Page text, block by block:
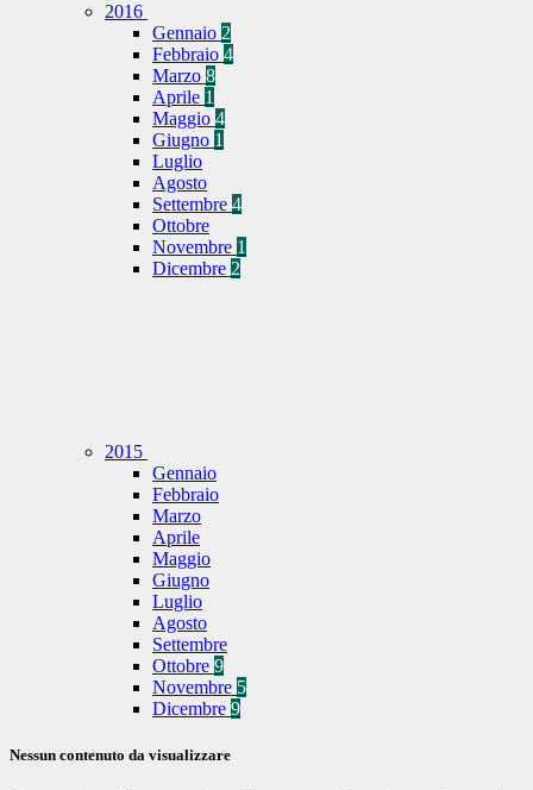
2016
Gennaio 2
Febbraio 4
Marzo 8
Aprile 1
Maggio 4
Giugno 1
Luglio
Agosto
Settembre 4
Ottobre
Novembre 1
Dicembre 2
2015
Gennaio
Febbraio
Marzo
Aprile
Maggio
Giugno
Luglio
Agosto
Settembre
Ottobre 9
Novembre 5
Dicembre 9
Nessun contenuto da visualizzare